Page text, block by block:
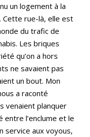
un logement à la
Cette rue-là, elle est
du trafic de
Les briques
qu’on a hors
ne savaient pas
un bout. Mon
a raconté
venaient planquer
entre l’enclume et le
service aux voyous,